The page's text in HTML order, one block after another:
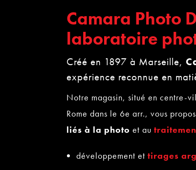
Camara Photo
laboratoire
Créé en 1897 à Marseille,
expérience reconnue en
Notre magasin, situé en centre-
Rome dans le 6e arr., vous
liés à la photo et au
développement et tirages